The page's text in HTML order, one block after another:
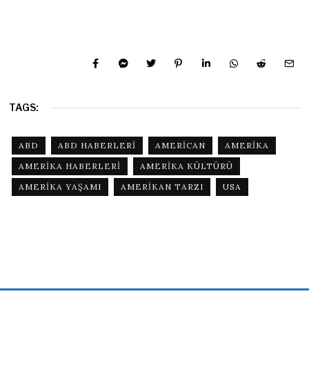
TAGS:
ABD ABD HABERLERI AMERICAN
AMERIKA
AMERIKA HABERLERI
AMERIKA KÜLTÜRÜ
AMERIKA YAŞAMI
AMERIKAN TARZI USA